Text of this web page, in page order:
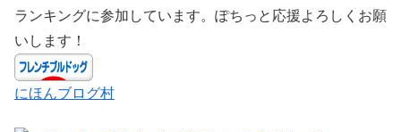
ランキングに参加しています。ぽちっと応援よろしくお願
いします！
にほんブログ村